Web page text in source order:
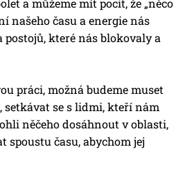
a můžeme mít pocit, že „něco
našeho času a energie nás
které nás blokovaly a
práci, možná budeme muset
setkávat se s lidmi, kteří nám
něčeho dosáhnout v oblasti,
spoustu času, abychom jej